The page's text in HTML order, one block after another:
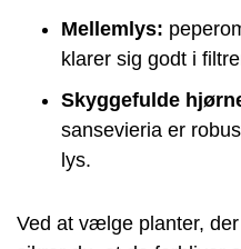
Mellemlys:
klarer sig godt i
Skyggefulde
sansevieria er
lys.
Ved at vælge planter,